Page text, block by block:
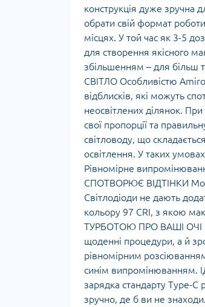
конструкція дуже зручна
обрати свій формат
місцях. У той час як 3-5
для створення якісного
збільшенням – для більш
СВІТЛО Особливістю Amiro
відблисків, які можуть
неосвітлених ділянок.
свої пропорції та
світловоду, що
освітлення. У таких
Рівномірне
СПОТВОРЮЄ ВІДТІНКИ
Світлодіоди не дають
кольору 97 CRI, з якою
ТУРБОТОЮ ПРО ВАШІ ОЧІ
щоденні процедури, а й
рівномірним
синім випромінюванням.
зарядка стандарту Type-
зручно, де б ви не